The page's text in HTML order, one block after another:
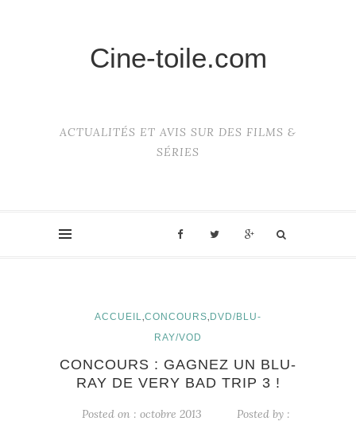
Cine-toile.com
ACTUALITÉS ET AVIS SUR DES FILMS &
SÉRIES
ACCUEIL,CONCOURS, DVD/BLU-
RAY/VOD
CONCOURS : GAGNEZ UN BLU-
RAY DE VERY BAD TRIP 3 !
Posted on : octobre 2013
Posted by :